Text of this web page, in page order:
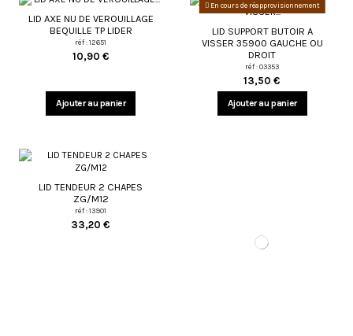
LID AXE NU DE VEROUILLAGE
BEQUILLE TP LIDER
réf : 12651
10,90 €
Ajouter au panier
En cours de réapprovisionnement
LID SUPPORT BUTOIR A
VISSER 35900 GAUCHE OU
DROIT
réf : 03353
13,50 €
Ajouter au panier
LID TENDEUR 2 CHAPES
ZG/M12
réf : 13901
33,20 €